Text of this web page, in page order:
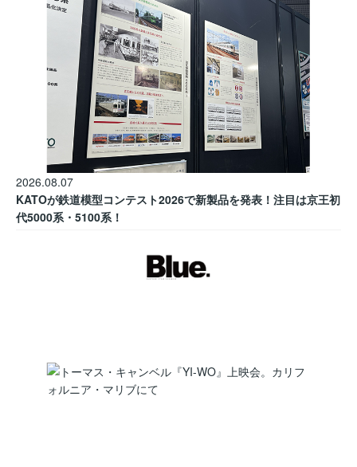
2026.08.07
KATOが鉄道模型コンテスト2026で新製品を発表！注目は京王初
代5000系・5100系！